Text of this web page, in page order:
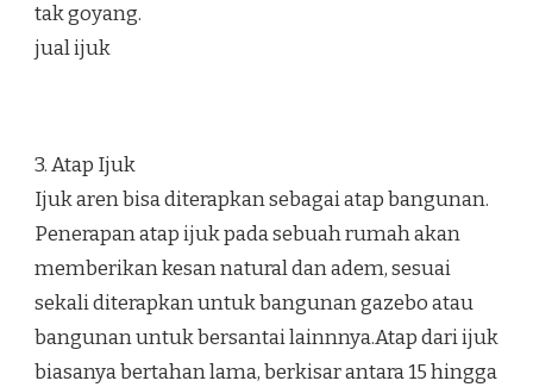
tak goyang.
jual ijuk
3. Atap Ijuk
Ijuk aren bisa diterapkan sebagai atap bangunan.
Penerapan atap ijuk pada sebuah rumah akan
memberikan kesan natural dan adem, sesuai
sekali diterapkan untuk bangunan gazebo atau
bangunan untuk bersantai lainnnya.Atap dari ijuk
biasanya bertahan lama, berkisar antara 15 hingga